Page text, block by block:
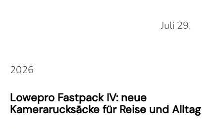
Juli 29,
2026
Lowepro Fastpack IV: neue
Kamerarucksäcke für Reise und Alltag